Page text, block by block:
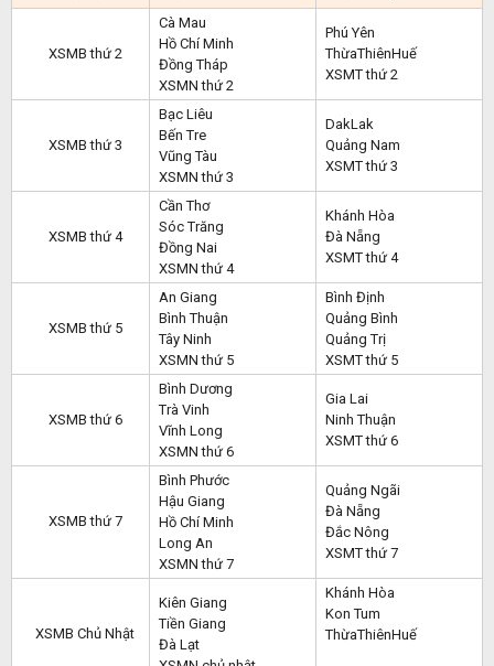
XSMB thứ 2
Cà Mau
Hồ Chí Minh
Đồng Tháp
XSMN thứ 2
Phú Yên
ThừaThiênHuế
XSMT thứ 2
XSMB thứ 3
Bạc Liêu
Bến Tre
Vũng Tàu
XSMN thứ 3
DakLak
Quảng Nam
XSMT thứ 3
XSMB thứ 4
Cần Thơ
Sóc Trăng
Đồng Nai
XSMN thứ 4
Khánh Hòa
Đà Nẵng
XSMT thứ 4
XSMB thứ 5
An Giang
Bình Thuận
Tây Ninh
XSMN thứ 5
Bình Định
Quảng Bình
Quảng Trị
XSMT thứ 5
XSMB thứ 6
Bình Dương
Trà Vinh
Vĩnh Long
XSMN thứ 6
Gia Lai
Ninh Thuận
XSMT thứ 6
XSMB thứ 7
Bình Phước
Hậu Giang
Hồ Chí Minh
Long An
XSMN thứ 7
Quảng Ngãi
Đà Nẵng
Đắc Nông
XSMT thứ 7
XSMB Chủ Nhật
Kiên Giang
Tiền Giang
Đà Lạt
Khánh Hòa
Kon Tum
ThừaThiênHuế